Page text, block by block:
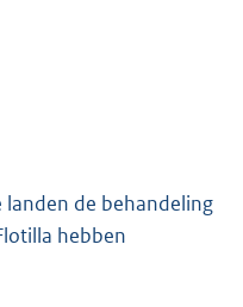
landen de behandeling
hebben